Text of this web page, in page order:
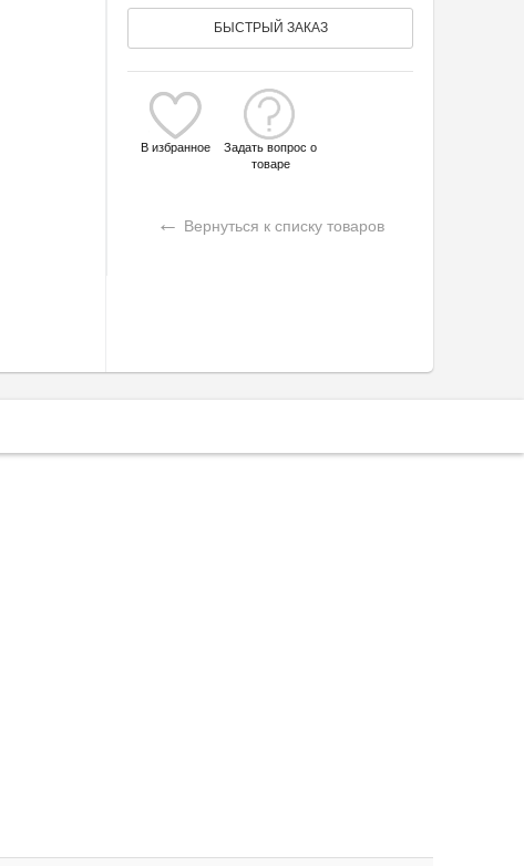
БЫСТРЫЙ ЗАКАЗ
В избранное
Задать вопрос о
товаре
← Вернуться к списку товаров